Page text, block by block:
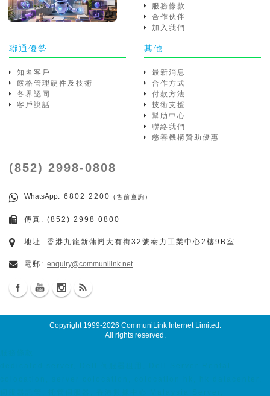
服務條款
合作伙伴
加入我們
聯通優勢
知名客戶
嚴格管理硬件及技術
各界認同
客戶說話
其他
最新消息
合作方式
付款方法
技術支援
幫助中心
聯絡我們
慈善機構贊助優惠
(852) 2998-0808
WhatsApp: 6802 2200 (售前查詢)
傳真: (852) 2998 0800
地址: 香港九龍新蒲崗大有街32號泰力工業中心2樓9B室
電郵: enquiry@communilink.net
Copyright 1999-2026 CommuniLink Internet Limited .
All rights reserved.